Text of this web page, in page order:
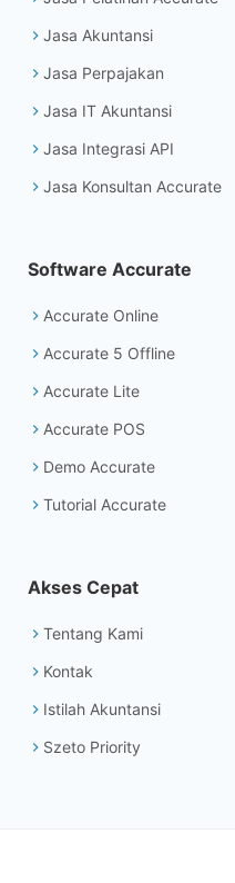
Jasa Akuntansi
Jasa Perpajakan
Jasa IT Akuntansi
Jasa Integrasi API
Jasa Konsultan Accurate
Software Accurate
Accurate Online
Accurate 5 Offline
Accurate Lite
Accurate POS
Demo Accurate
Tutorial Accurate
Akses Cepat
Tentang Kami
Kontak
Istilah Akuntansi
Szeto Priority